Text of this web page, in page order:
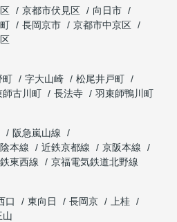
京都市伏見区
向日市
長岡京市
京都市中京区
町 字大山崎
松尾井戸町
師古川町 長法寺
羽束師鴨川町
阪急嵐山線
本線 近鉄京都線
京阪本線
東西線
京福電気鉄道北野線
口 東向日 長岡京
上桂
山